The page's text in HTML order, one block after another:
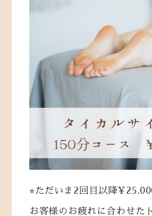
⭐︎ただいま2回目以降
お客様のお疲れに合わせた